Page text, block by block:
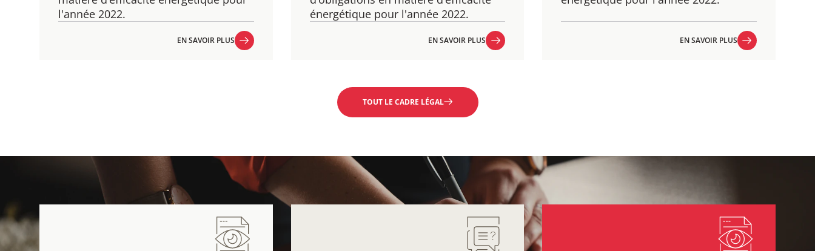
l'année 2022.
EN SAVOIR PLUS
énergétique pour l'année 2022.
EN SAVOIR PLUS
EN SAVOIR PLUS
TOUT LE CADRE LÉGAL